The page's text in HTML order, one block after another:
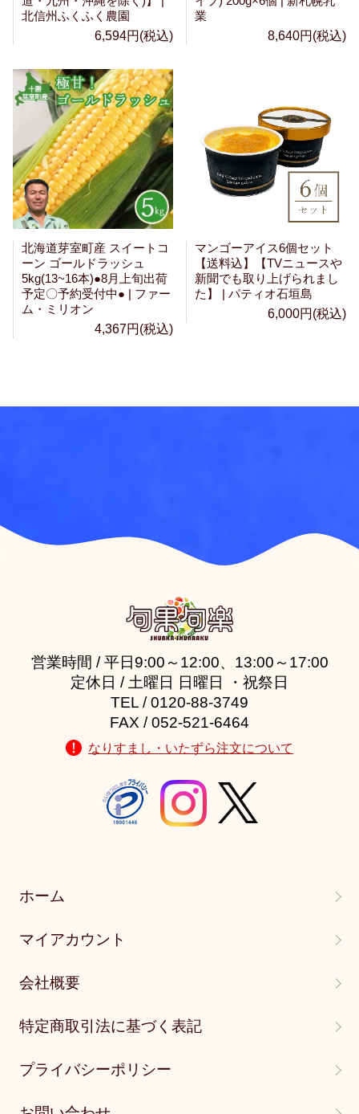
北信州ふくふく農園
6,594円(税込)
業
8,640円(税込)
北海道芽室町産 スイートコ
ーン ゴールドラッシュ
5kg(13~16本)●8月上旬出荷
予定〇予約受付中● | ファー
ム・ミリオン
4,367円(税込)
マンゴーアイス6個セット
【送料込】【TVニュースや
新聞でも取り上げられまし
た】 | パティオ石垣島
6,000円(税込)
営業時間 / 平日9:00～12:00、13:00～17:00
定休日 / 土曜日 日曜日 ・祝祭日
TEL / 0120-88-3749
FAX / 052-521-6464
なりすまし・いたずら注文について
ホーム
マイアカウント
会社概要
特定商取引法に基づく表記
プライバシーポリシー